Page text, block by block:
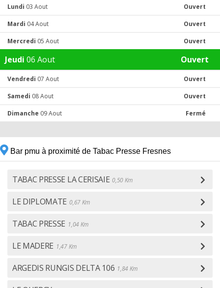
Lundi 03 Aout Ouvert
Mardi 04 Aout Ouvert
Mercredi 05 Aout Ouvert
Jeudi 06 Aout Ouvert
Vendredi 07 Aout Ouvert
Samedi 08 Aout Ouvert
Dimanche 09 Aout Fermé
Bar pmu à proximité de Tabac Presse Fresnes
TABAC PRESSE LA CERISAIE 0,50 Km
LE DIPLOMATE 0,67 Km
TABAC PRESSE 1,04 Km
LE MADERE 1,47 Km
ARGEDIS RUNGIS DELTA 106 1,84 Km